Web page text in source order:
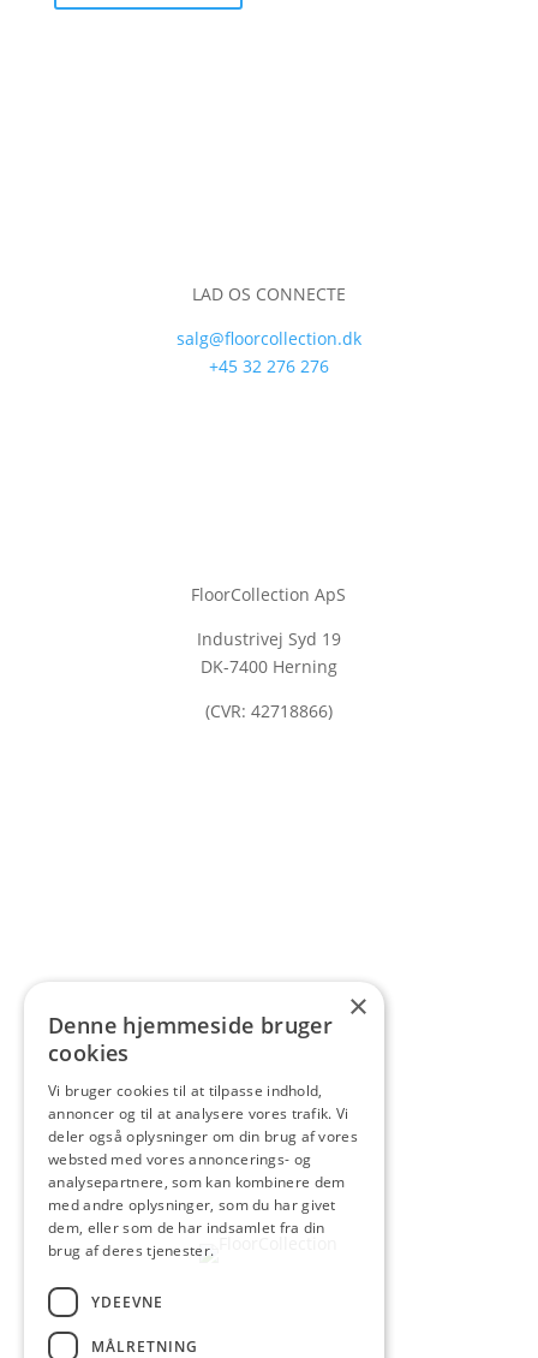
LAD OS CONNECTE
salg@floorcollection.dk
+45 32 276 276
FloorCollection ApS
Industrivej Syd 19
DK-7400 Herning
(CVR: 42718866)
×
Denne hjemmeside bruger
cookies
Vi bruger cookies til at tilpasse indhold,
annoncer og til at analysere vores trafik. Vi
deler også oplysninger om din brug af vores
websted med vores annoncerings- og
analysepartnere, som kan kombinere dem
med andre oplysninger, som du har givet
dem, eller som de har indsamlet fra din
brug af deres tjenester.
YDEEVNE
MÅLRETNING